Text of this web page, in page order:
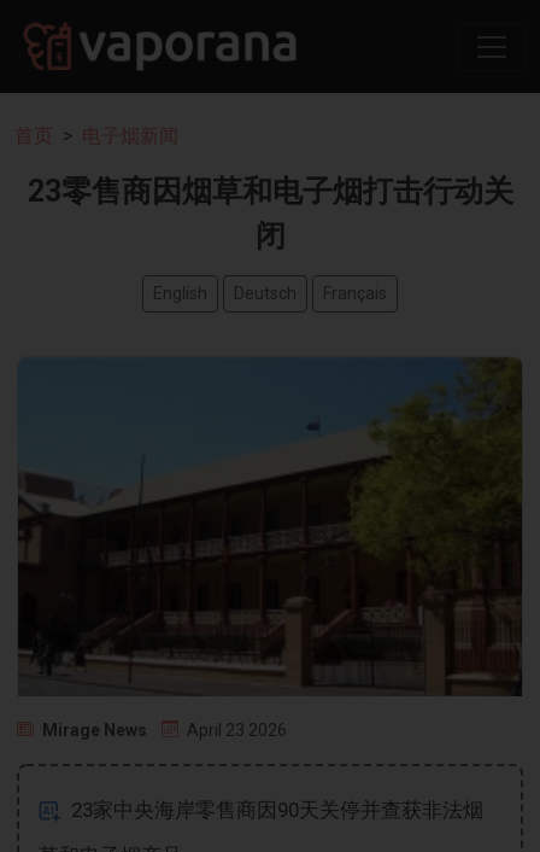
首页 电子烟新闻
23零售商因烟草和电子烟打击行动关
闭
English Deutsch Français
Mirage News April 23 2026
23家中央海岸零售商因90天关停并查获非法烟